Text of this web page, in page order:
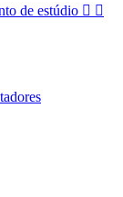
de estúdio  